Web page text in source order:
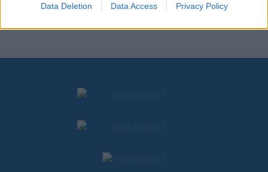
Data Deletion Data Access Privacy Policy
λήψης αποφάσεων.